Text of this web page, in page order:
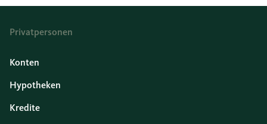
Privatpersonen
Konten
Hypotheken
Kredite